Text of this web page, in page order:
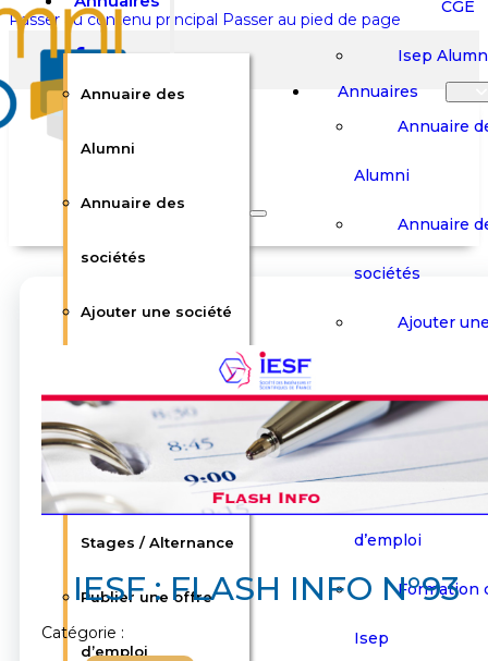
Passer au contenu principal Passer au pied de page
Rechercher sur le site
Rechercher
Votre panier est vide.
Panier
Boutique
Se
Connecter
Panier
Boutique
Connecter
Annuaire des
Alumni
Annuaire des
sociétés
Ajouter une société
Carrières
Offres d’emploi /
Stages / Alternance
Publier une offre
d’emploi
CGE
Isep
Annuaires
Annuaire
Alumni
Annuaire
sociétés
Ajouter
Offres
Stages /
Publier
d’emploi
Formation
Isep
IESF : FLASH INFO N°93
Catégorie :